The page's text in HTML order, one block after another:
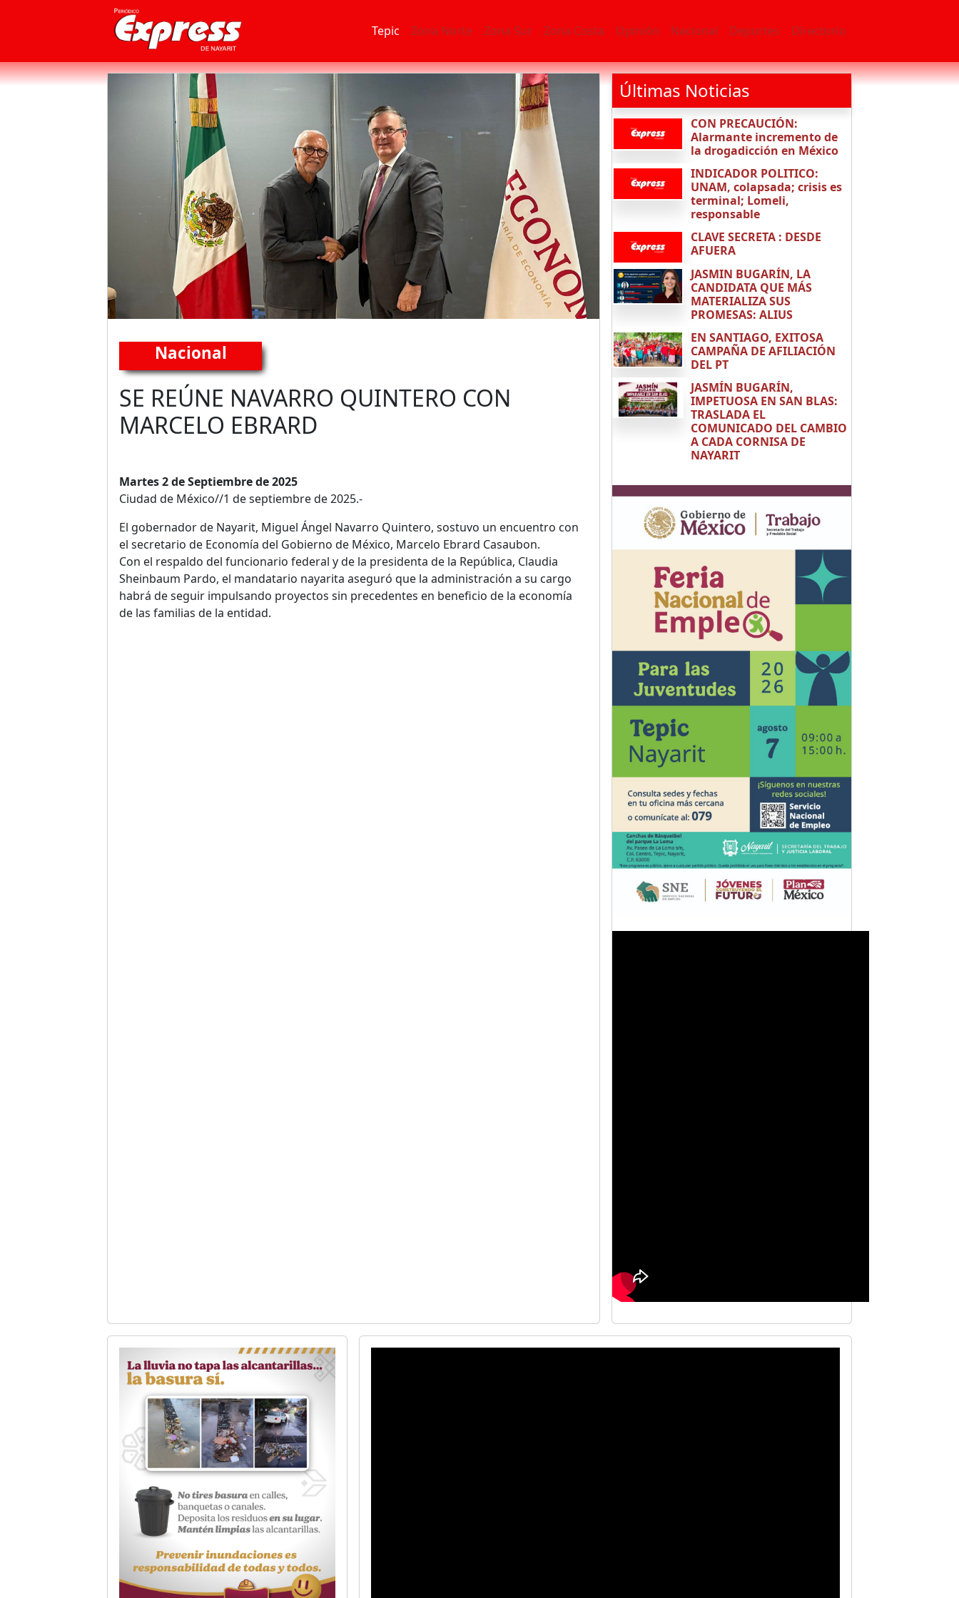
Tepic Zona Norte Zona Sur Zona Costa Opinión Nacional Deportes Directorio
Nacional
SE REÚNE NAVARRO QUINTERO CON
MARCELO EBRARD
Martes 2 de Septiembre de 2025
Ciudad de México//1 de septiembre de 2025.-
El gobernador de Nayarit, Miguel Ángel Navarro Quintero, sostuvo un encuentro con
el secretario de Economía del Gobierno de México, Marcelo Ebrard Casaubon.
Con el respaldo del funcionario federal y de la presidenta de la República, Claudia
Sheinbaum Pardo, el mandatario nayarita aseguró que la administración a su cargo
habrá de seguir impulsando proyectos sin precedentes en beneficio de la economía
de las familias de la entidad.
Últimas Noticias
CON PRECAUCIÓN:
Alarmante incremento de
la drogadicción en México
INDICADOR POLITICO:
UNAM, colapsada; crisis es
terminal; Lomeli,
responsable
CLAVE SECRETA : DESDE
AFUERA
JASMIN BUGARÍN, LA
CANDIDATA QUE MÁS
MATERIALIZA SUS
PROMESAS: ALIUS
EN SANTIAGO, EXITOSA
CAMPAÑA DE AFILIACIÓN
DEL PT
JASMÍN BUGARÍN,
IMPETUOSA EN SAN BLAS:
TRASLADA EL
COMUNICADO DEL CAMBIO
A CADA CORNISA DE
NAYARIT